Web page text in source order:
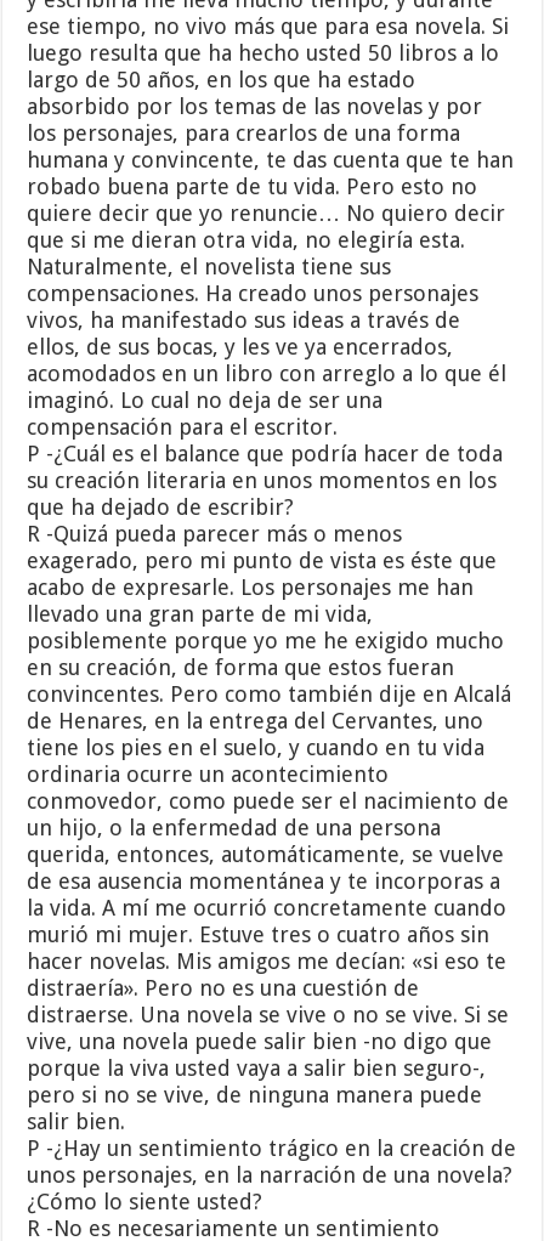
ese tiempo, no vivo más que para esa novela. Si
luego resulta que ha hecho usted 50 libros a lo
largo de 50 años, en los que ha estado
absorbido por los temas de las novelas y por
los personajes, para crearlos de una forma
humana y convincente, te das cuenta que te han
robado buena parte de tu vida. Pero esto no
quiere decir que yo renuncie… No quiero decir
que si me dieran otra vida, no elegiría esta.
Naturalmente, el novelista tiene sus
compensaciones. Ha creado unos personajes
vivos, ha manifestado sus ideas a través de
ellos, de sus bocas, y les ve ya encerrados,
acomodados en un libro con arreglo a lo que él
imaginó. Lo cual no deja de ser una
compensación para el escritor.
P -¿Cuál es el balance que podría hacer de toda
su creación literaria en unos momentos en los
que ha dejado de escribir?
R -Quizá pueda parecer más o menos
exagerado, pero mi punto de vista es éste que
acabo de expresarle. Los personajes me han
llevado una gran parte de mi vida,
posiblemente porque yo me he exigido mucho
en su creación, de forma que estos fueran
convincentes. Pero como también dije en Alcalá
de Henares, en la entrega del Cervantes, uno
tiene los pies en el suelo, y cuando en tu vida
ordinaria ocurre un acontecimiento
conmovedor, como puede ser el nacimiento de
un hijo, o la enfermedad de una persona
querida, entonces, automáticamente, se vuelve
de esa ausencia momentánea y te incorporas a
la vida. A mí me ocurrió concretamente cuando
murió mi mujer. Estuve tres o cuatro años sin
hacer novelas. Mis amigos me decían: «si eso te
distraería». Pero no es una cuestión de
distraerse. Una novela se vive o no se vive. Si se
vive, una novela puede salir bien -no digo que
porque la viva usted vaya a salir bien seguro-,
pero si no se vive, de ninguna manera puede
salir bien.
P -¿Hay un sentimiento trágico en la creación de
unos personajes, en la narración de una novela?
¿Cómo lo siente usted?
R -No es necesariamente un sentimiento